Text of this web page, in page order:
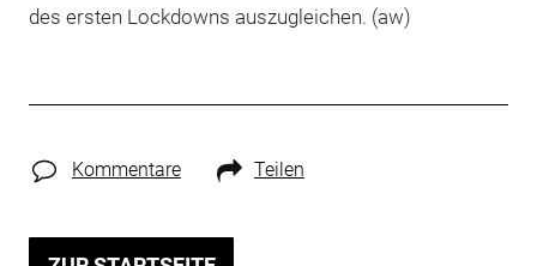
des ersten Lockdowns auszugleichen. (aw)
Kommentare Teilen